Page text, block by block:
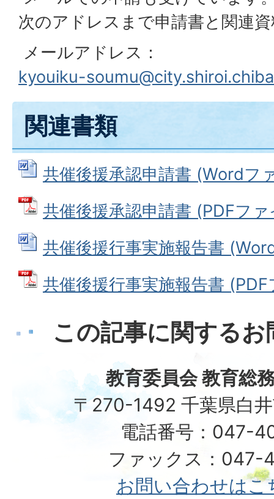
次のアドレスまで申請書と関連
メールアドレス：
kyouiku-
関連書類
共催後援承認申請書 (Wordフ
共催後援承認申請書 (PDFフ
共催後援行事実施報告書
共催後援行事実施報告書
この記事に関する
教育委員会 教育総
〒270-1492 千葉県白
電話番号：047-
ファックス：047-
お問い合わせはこ